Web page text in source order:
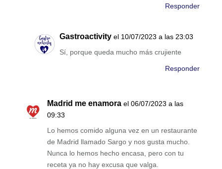
Responder
Gastroactivity el 10/07/2023 a las 23:03
Sí, porque queda mucho más crujiente
Responder
Madrid me enamora el 06/07/2023 a las
09:33
Lo hemos comido alguna vez en un restaurante
de Madrid llamado Sargo y nos gusta mucho.
Nunca lo hemos hecho encasa, pero con tu
receta ya no hay excusa que valga.